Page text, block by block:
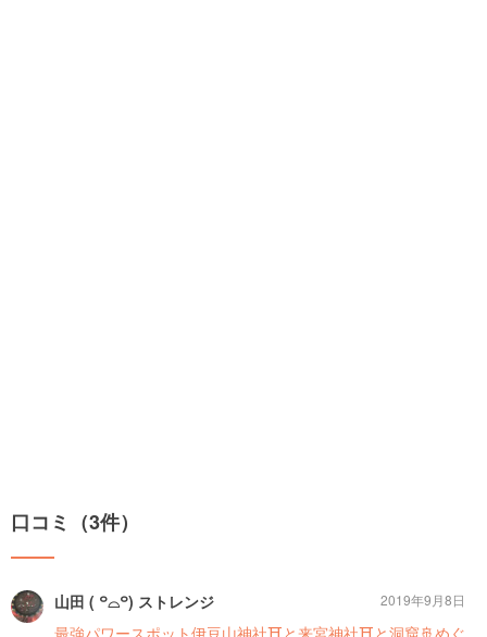
口コミ（3件）
山田 ( ꒪⌓꒪) ストレンジ
最強パワースポット伊豆山神社⛩と来宮神社⛩と洞窟🚢めぐ
2019年9月8日